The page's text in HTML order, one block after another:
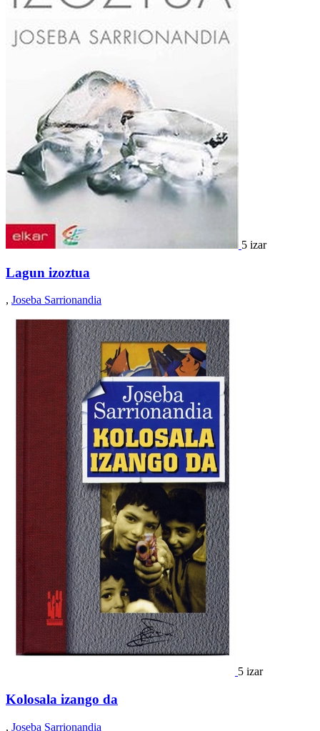
5 izar
Lagun izoztua
, Joseba Sarrionandia
5 izar
Kolosala izango da
, Joseba Sarrionandia